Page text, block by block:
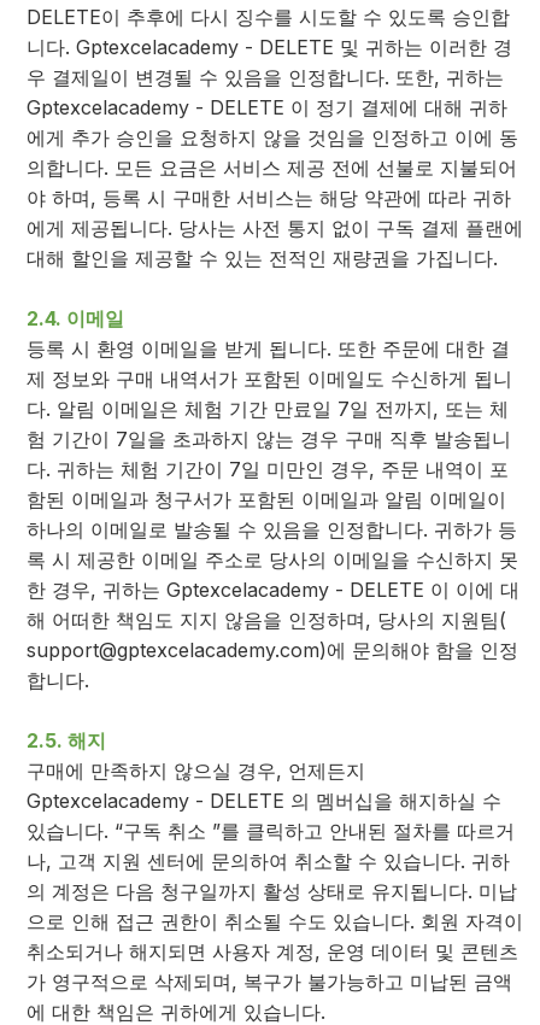
DELETE이 추후에 다시 징수를 시도할 수 있도록 승인합
니다. Gptexcelacademy - DELETE 및 귀하는 이러한 경
우 결제일이 변경될 수 있음을 인정합니다. 또한, 귀하는
Gptexcelacademy - DELETE 이 정기 결제에 대해 귀하
에게 추가 승인을 요청하지 않을 것임을 인정하고 이에 동
의합니다. 모든 요금은 서비스 제공 전에 선불로 지불되어
야 하며, 등록 시 구매한 서비스는 해당 약관에 따라 귀하
에게 제공됩니다. 당사는 사전 통지 없이 구독 결제 플랜에
대해 할인을 제공할 수 있는 전적인 재량권을 가집니다.
2.4. 이메일
등록 시 환영 이메일을 받게 됩니다. 또한 주문에 대한 결
제 정보와 구매 내역서가 포함된 이메일도 수신하게 됩니
다. 알림 이메일은 체험 기간 만료일 7일 전까지, 또는 체
험 기간이 7일을 초과하지 않는 경우 구매 직후 발송됩니
다. 귀하는 체험 기간이 7일 미만인 경우, 주문 내역이 포
함된 이메일과 청구서가 포함된 이메일과 알림 이메일이
하나의 이메일로 발송될 수 있음을 인정합니다. 귀하가 등
록 시 제공한 이메일 주소로 당사의 이메일을 수신하지 못
한 경우, 귀하는 Gptexcelacademy - DELETE 이 이에 대
해 어떠한 책임도 지지 않음을 인정하며, 당사의 지원팀(
support@gptexcelacademy.com)에 문의해야 함을 인정
합니다.
2.5. 해지
구매에 만족하지 않으실 경우, 언제든지
Gptexcelacademy - DELETE 의 멤버십을 해지하실 수
있습니다. “구독 취소 ”를 클릭하고 안내된 절차를 따르거
나, 고객 지원 센터에 문의하여 취소할 수 있습니다. 귀하
의 계정은 다음 청구일까지 활성 상태로 유지됩니다. 미납
으로 인해 접근 권한이 취소될 수도 있습니다. 회원 자격이
취소되거나 해지되면 사용자 계정, 운영 데이터 및 콘텐츠
가 영구적으로 삭제되며, 복구가 불가능하고 미납된 금액
에 대한 책임은 귀하에게 있습니다.